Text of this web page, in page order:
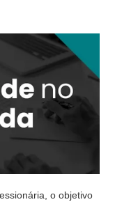
o objetivo